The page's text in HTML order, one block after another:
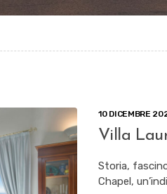
10 DICEMBRE
Villa
Storia,
Chapel,